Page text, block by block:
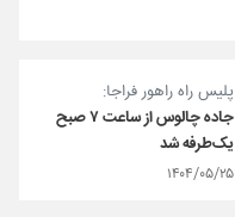
پلیس راه راهور فراجا:
جاده چالوس از ساعت ۷ صبح
یک‌طرفه شد
۱۴۰۴/۰۵/۲۵